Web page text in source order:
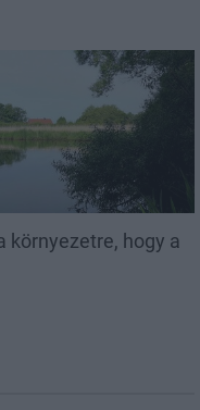
környezetre, hogy a